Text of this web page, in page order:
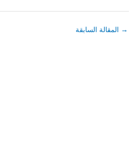
→ المقالة السابقة